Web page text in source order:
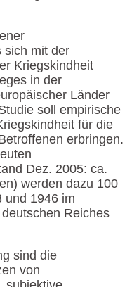
sich mit der
Kriegskindheit
in der
Länder
soll empirische
für die
erbringen.
Dez. 2005: ca.
werden dazu 100
und 1946 im
Reiches
sind die
von